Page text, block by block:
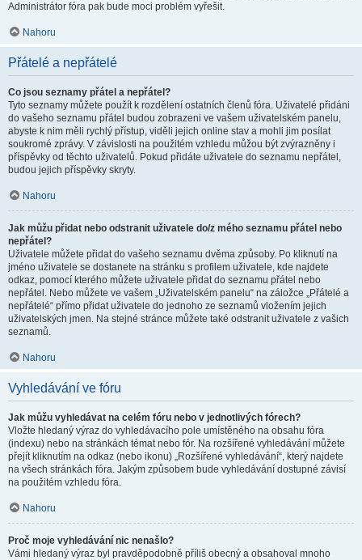
Administrátor fóra pak bude moci problém vyřešit.
Nahoru
Přátelé a nepřátelé
Co jsou seznamy přátel a nepřátel?
Tyto seznamy můžete použít k rozdělení ostatních členů fóra. Uživatelé přidáni
do vašeho seznamu přátel budou zobrazeni ve vašem uživatelském panelu,
abyste k nim měli rychlý přístup, viděli jejich online stav a mohli jim posílat
soukromé zprávy. V závislosti na použitém vzhledu můžou být zvýrazněny i
příspěvky od těchto uživatelů. Pokud přidáte uživatele do seznamu nepřátel,
budou jejich příspěvky skryty.
Nahoru
Jak můžu přidat nebo odstranit uživatele do/z mého seznamu přátel nebo
nepřátel?
Uživatele můžete přidat do vašeho seznamu dvěma způsoby. Po kliknutí na
jméno uživatele se dostanete na stránku s profilem uživatele, kde najdete
odkaz, pomocí kterého můžete uživatele přidat do seznamu přátel nebo
nepřátel. Nebo můžete ve vašem „Uživatelském panelu“ na záložce „Přátelé a
nepřátelé“ přímo přidat uživatele do jednoho ze seznamů vložením jejich
uživatelských jmen. Na stejné stránce můžete také odstranit uživatele z vašich
seznamů.
Nahoru
Vyhledávání ve fóru
Jak můžu vyhledávat na celém fóru nebo v jednotlivých fórech?
Vložte hledaný výraz do vyhledávacího pole umístěného na obsahu fóra
(indexu) nebo na stránkách témat nebo fór. Na rozšířené vyhledávání můžete
přejít kliknutím na odkaz (nebo ikonu) „Rozšířené vyhledávání“, který najdete
na všech stránkách fóra. Jakým způsobem bude vyhledávání dostupné závisí
na použitém vzhledu fóra.
Nahoru
Proč moje vyhledávání nic nenašlo?
Vámi hledaný výraz byl pravděpodobně příliš obecný a obsahoval mnoho